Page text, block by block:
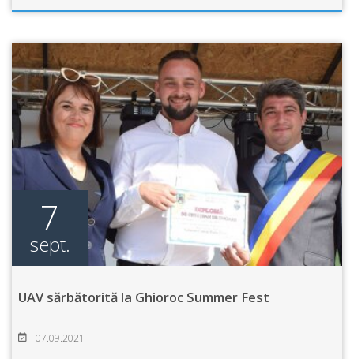
7
sept.
UAV sărbătorită la Ghioroc Summer Fest
07.09.2021